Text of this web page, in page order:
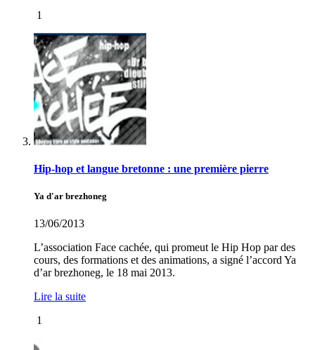
1
Hip-hop et langue bretonne : une première pierre
Ya d'ar brezhoneg
13/06/2013
L’association Face cachée, qui promeut le Hip Hop par des
cours, des formations et des animations, a signé l’accord Ya
d’ar brezhoneg, le 18 mai 2013.
Lire la suite
1